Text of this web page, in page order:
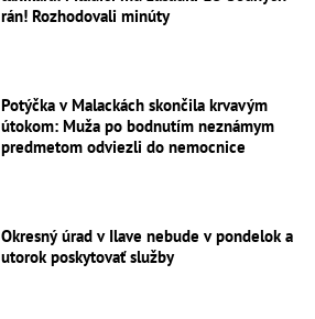
rán! Rozhodovali minúty
Potýčka v Malackách skončila krvavým
útokom: Muža po bodnutím neznámym
predmetom odviezli do nemocnice
Okresný úrad v Ilave nebude v pondelok a
utorok poskytovať služby